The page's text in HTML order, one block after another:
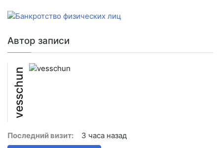
Автор записи
vesschun
Последний визит:
3 часа назад